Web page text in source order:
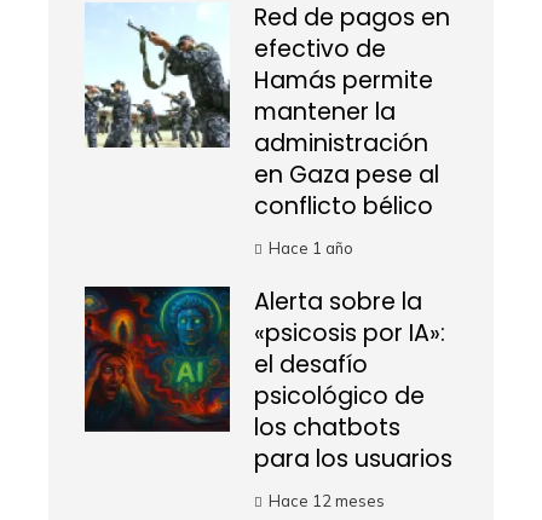
Red de pagos en
efectivo de
Hamás permite
mantener la
administración
en Gaza pese al
conflicto bélico
Hace 1 año
Alerta sobre la
«psicosis por IA»:
el desafío
psicológico de
los chatbots
para los usuarios
Hace 12 meses